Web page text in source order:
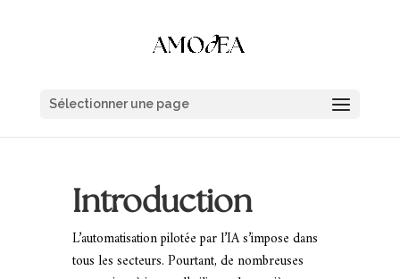
Sélectionner une page
Introduction
L’automatisation pilotée par l’IA s’impose dans
tous les secteurs. Pourtant, de nombreuses